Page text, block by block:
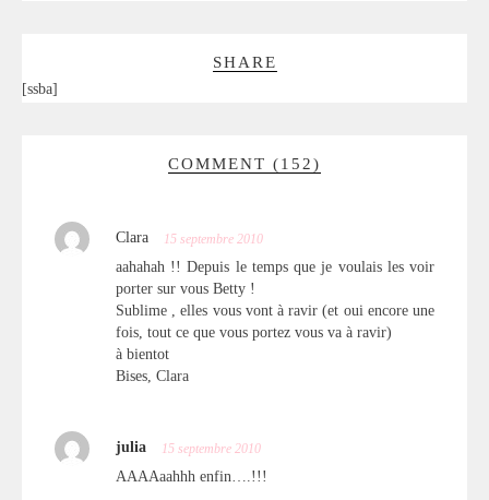
SHARE
[ssba]
COMMENT (152)
Clara 15 septembre 2010
aahahah !! Depuis le temps que je voulais les voir
porter sur vous Betty !
Sublime , elles vous vont à ravir (et oui encore une
fois, tout ce que vous portez vous va à ravir)
à bientot
Bises, Clara
julia 15 septembre 2010
AAAAaahhh enfin….!!!